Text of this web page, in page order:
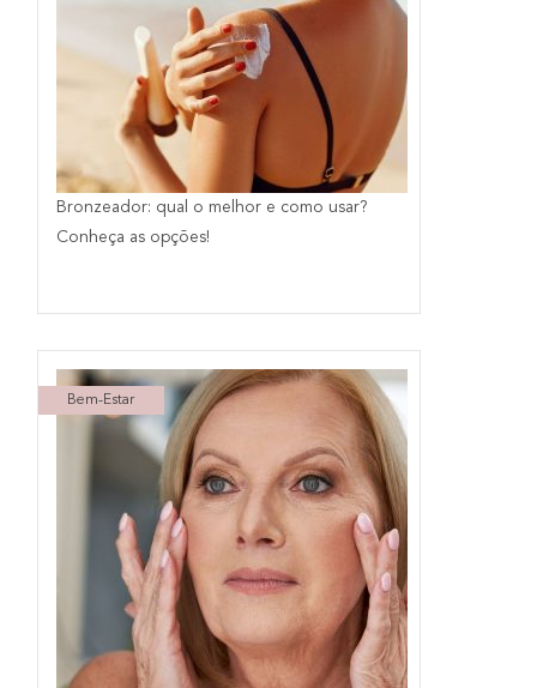
Bronzeador: qual o melhor e como usar?
Conheça as opções!
Bem-Estar